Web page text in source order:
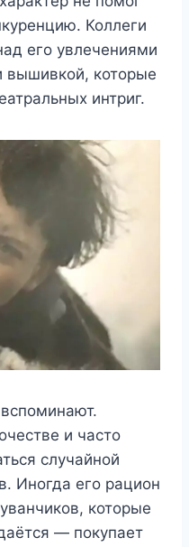
Коллеги
его увлечениями
которые
интриг.
и часто
случайной
Иногда его рацион
которые
— покупает